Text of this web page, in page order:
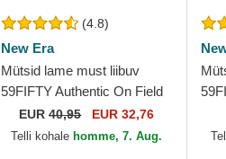
(4.8)
New Era
Mütsid lame must liibuv
59FIFTY Authentic On Field
Game Chicago White Sox
MLB New Era
EUR40,95 EUR 32,76
Telli kohale homme, 7. Aug.